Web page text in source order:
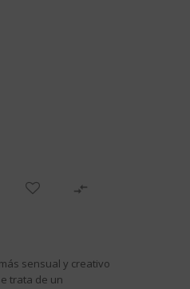

sensual y creativo
trata de un